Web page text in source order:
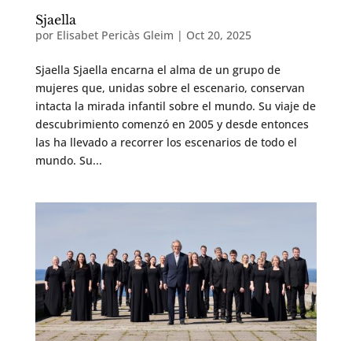
Sjaella
por Elisabet Pericàs Gleim | Oct 20, 2025
Sjaella Sjaella encarna el alma de un grupo de
mujeres que, unidas sobre el escenario, conservan
intacta la mirada infantil sobre el mundo. Su viaje de
descubrimiento comenzó en 2005 y desde entonces
las ha llevado a recorrer los escenarios de todo el
mundo. Su...